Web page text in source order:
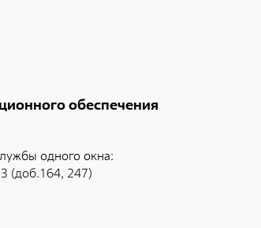
обеспечения
одного окна:
(доб.164, 247)